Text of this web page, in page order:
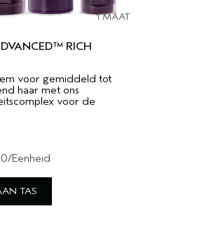
1 MAAT
RICH
voor gemiddeld tot
haar met ons
voor de
/Eenheid
TAS